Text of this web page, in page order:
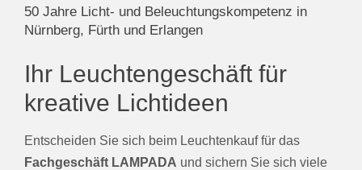
50 Jahre Licht- und Beleuchtungskompetenz in
Nürnberg, Fürth und Erlangen
Ihr Leuchtengeschäft für
kreative Lichtideen
Entscheiden Sie sich beim Leuchtenkauf für das
Fachgeschäft LAMPADA und sichern Sie sich viele